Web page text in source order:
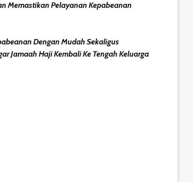
Memastikan Pelayanan Kepabeanan
Dengan Mudah Sekaligus
Jamaah Haji Kembali Ke Tengah Keluarga